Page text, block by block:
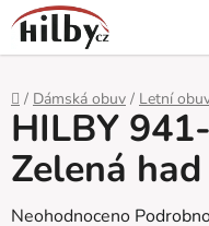
Přejít
na
obsah
Domů
/ Dámská obuv / Letní
HILBY
Zelená had
Průměrné
Neohodnoceno